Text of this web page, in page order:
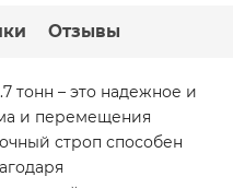
Отзывы
тонн – это надежное и
и перемещения
строп способен